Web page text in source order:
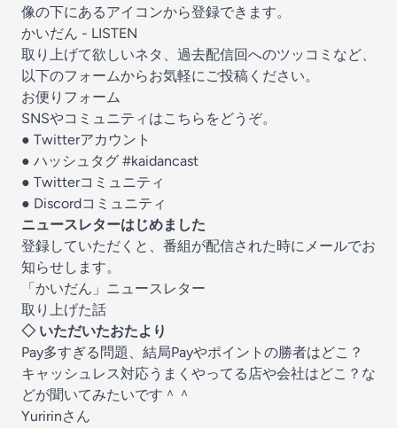
像の下にあるアイコンから登録できます。
かいだん - LISTEN
取り上げて欲しいネタ、過去配信回へのツッコミなど、
以下のフォームからお気軽にご投稿ください。
お便りフォーム
SNSやコミュニティはこちらをどうぞ。
● Twitterアカウント
● ハッシュタグ #kaidancast
● Twitterコミュニティ
● Discordコミュニティ
ニュースレターはじめました
登録していただくと、番組が配信された時にメールでお
知らせします。
「かいだん」ニュースレター
取り上げた話
◇ いただいたおたより
Pay多すぎる問題、結局Payやポイントの勝者はどこ？
キャッシュレス対応うまくやってる店や会社はどこ？な
どが聞いてみたいです＾＾
Yuririnさん